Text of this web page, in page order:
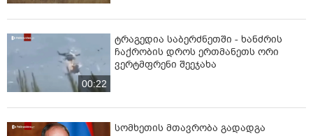
00:22
ტრაგედია საბერძნეთში - ხანძრის
ჩაქრობის დროს ერთმანეთს ორი
ვერტმფრენი შეეჯახა
სომხეთის მთავრობა გადადგა